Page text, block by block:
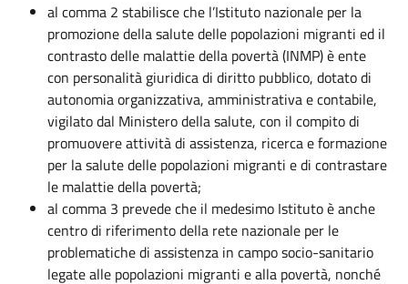
al comma 2 stabilisce che l’Istituto nazionale per la
promozione della salute delle popolazioni migranti ed il
contrasto delle malattie della povertà (INMP) è ente
con personalità giuridica di diritto pubblico, dotato di
autonomia organizzativa, amministrativa e contabile,
vigilato dal Ministero della salute, con il compito di
promuovere attività di assistenza, ricerca e formazione
per la salute delle popolazioni migranti e di contrastare
le malattie della povertà;
al comma 3 prevede che il medesimo Istituto è anche
centro di riferimento della rete nazionale per le
problematiche di assistenza in campo socio-sanitario
legate alle popolazioni migranti e alla povertà, nonché